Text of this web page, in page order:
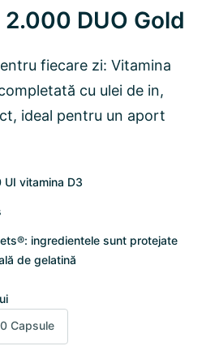
DUO Gold
fiecare zi: Vitamina
cu ulei de in,
ideal pentru un aport
vitamina D3
ingredientele sunt protejate
de gelatină
Capsule